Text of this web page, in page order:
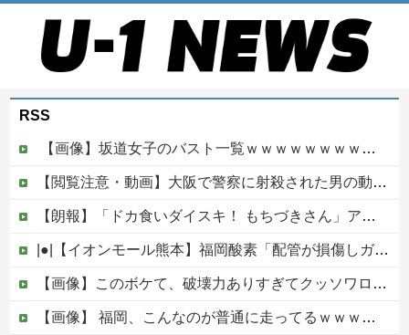
RSS
【画像】坂道女子のバスト一覧ｗｗｗｗｗｗｗｗｗｗｗｗwｗｗｗｗ
【閲覧注意・動画】大阪で警察に射殺された男の動画、エグい 撃たれてから叫びながら苦しみもがいて死ぬ
【朗報】「ドカ食いダイスキ！ もちづきさん」アニメ化！これも露悪漫画なの？
|●|【イオンモール熊本】福岡酸素「配管が損傷しガス漏れ、着火した可能性」高圧ガス保安法などに基づき、経産省に報告
【画像】このボケて、破壊力ありすぎてクッソワロタｗｗｗｗｗｗｗｗｗ他
【画像】 福岡、こんなのが普通に走ってるｗｗｗｗｗｗｗｗｗｗｗｗｗｗｗｗｗｗｗｗｗｗｗｗｗｗｗｗｗｗｗｗｗｗｗｗｗｗｗｗ